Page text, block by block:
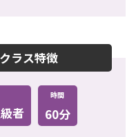
ラス特徴
者
時間
60分